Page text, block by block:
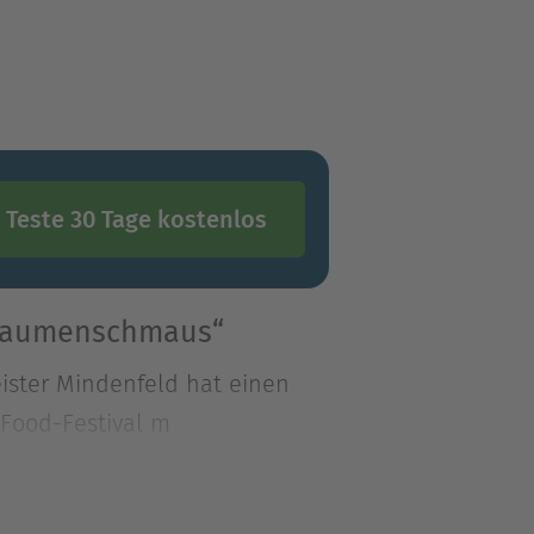
Teste 30 Tage kostenlos
Mindenfeld hat einen
Festival m
Festival mit exotischer